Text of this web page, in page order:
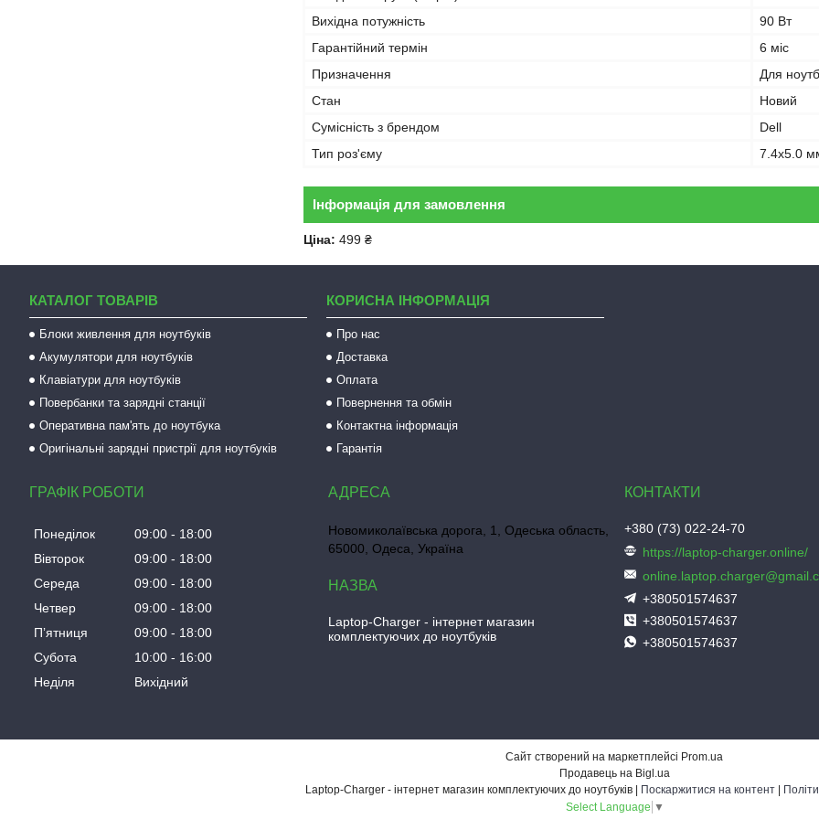
Вихідна потужність
90 Вт
Гарантійний термін
6 міс
Призначення
Для
Стан
Новий
Сумісність з брендом
Dell
Тип роз'єму
7.4x5.0
Інформація для замовлення
Ціна: 499 ₴
КАТАЛОГ ТОВАРІВ
Блоки живлення для ноутбуків
Акумулятори для ноутбуків
Клавіатури для ноутбуків
Повербанки та зарядні станції
Оперативна пам'ять до ноутбука
Оригінальні зарядні пристрії для ноутбуків
КОРИСНА ІНФОРМАЦІЯ
Про нас
Доставка
Оплата
Повернення та обмін
Контактна інформація
Гарантія
ГРАФІК РОБОТИ
Понеділок 09:00
18:00
Вівторок
09:00
18:00
Середа
09:00
18:00
Четвер
09:00
18:00
Пʼятниця
09:00
18:00
Субота
10:00
16:00
Неділя
Вихідний
Новомиколаївська дорога, 1, Одеська область,
65000, Одеса, Україна
Laptop-Charger - інтернет магазин
комплектуючих до ноутбуків
+380 (73) 022-24-70
https://laptop-charger.online/
+380501574637
+380501574637
+380501574637
Сайт створений на маркетплейсі Prom.ua
Продавець на Bigl.ua
Поскаржитися на контент
Select Language ▼